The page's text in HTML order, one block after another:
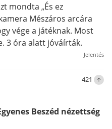
mondta „És ez
Mészáros arcára
vége a játéknak. Most
3 óra alatt jóváírták.
Jelentés
421
Beszéd nézettség